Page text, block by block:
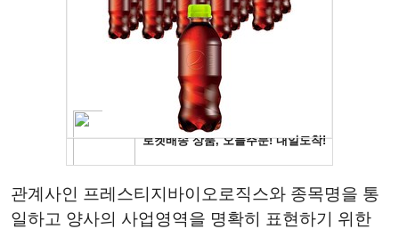
관계사인 프레스티지바이오로직스와 종목명을 통
일하고 양사의 사업영역을 명확히 표현하기 위한